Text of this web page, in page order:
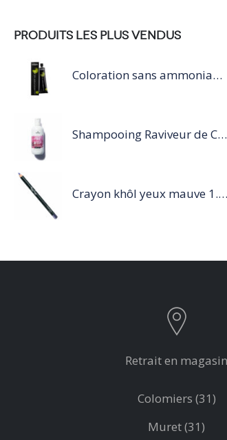
PRODUITS LES PLUS VENDUS
Coloration sans ammoniaque Inoa / 60ML
Shampooing Raviveur de Couleur 300 ml Rose de Schwarzkopf Professional
Crayon khôl yeux mauve 1.14g
Retrait en magasin
Colomiers (31)
Muret (31)